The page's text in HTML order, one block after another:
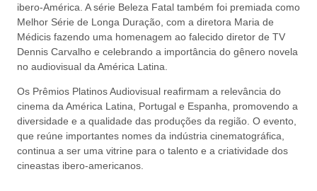
ibero-América. A série Beleza Fatal também foi premiada como
Melhor Série de Longa Duração, com a diretora Maria de
Médicis fazendo uma homenagem ao falecido diretor de TV
Dennis Carvalho e celebrando a importância do gênero novela
no audiovisual da América Latina.
Os Prêmios Platinos Audiovisual reafirmam a relevância do
cinema da América Latina, Portugal e Espanha, promovendo a
diversidade e a qualidade das produções da região. O evento,
que reúne importantes nomes da indústria cinematográfica,
continua a ser uma vitrine para o talento e a criatividade dos
cineastas ibero-americanos.